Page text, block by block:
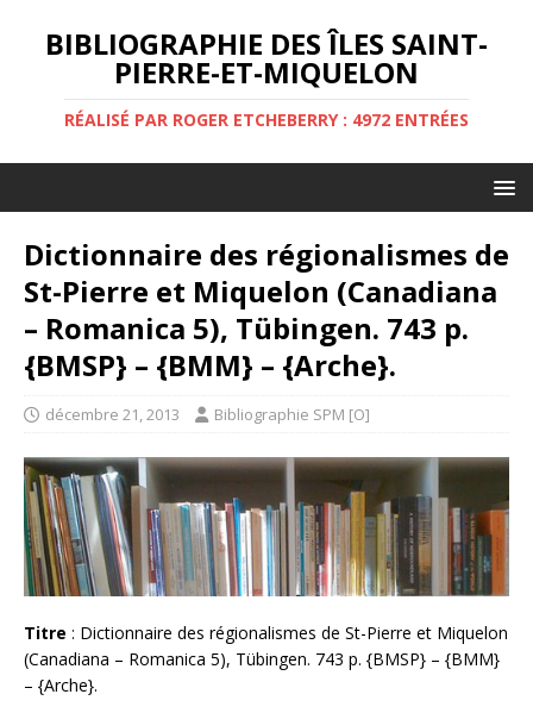
BIBLIOGRAPHIE DES ÎLES SAINT-
PIERRE-ET-MIQUELON
RÉALISÉ PAR ROGER ETCHEBERRY : 4972 ENTRÉES
Dictionnaire des régionalismes de
St-Pierre et Miquelon (Canadiana
– Romanica 5), Tübingen. 743 p.
{BMSP} – {BMM} – {Arche}.
décembre 21, 2013 Bibliographie SPM [O]
Titre : Dictionnaire des régionalismes de St-Pierre et Miquelon
(Canadiana – Romanica 5), Tübingen. 743 p. {BMSP} – {BMM}
– {Arche}.